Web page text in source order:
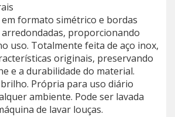
formato simétrico e bordas
proporcionando
uso. Totalmente feita de aço inox,
originais, preservando
e a durabilidade do material.
Própria para uso diário
ambiente. Pode ser lavada
de lavar louças.